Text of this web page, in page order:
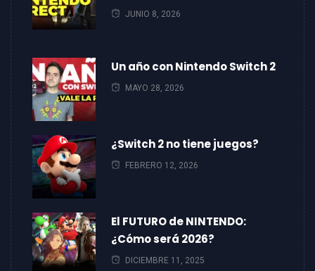
JUNIO 8, 2026
Un año con Nintendo Switch 2
MAYO 28, 2026
¿Switch 2 no tiene juegos?
FEBRERO 12, 2026
El FUTURO de NINTENDO:
¿Cómo será 2026?
DICIEMBRE 11, 2025